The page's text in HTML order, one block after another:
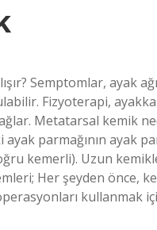
Semptomlar, ayak
Fizyoterapi,
Metatarsal kemik
parmağının ayak
kemerli). Uzun
Her şeyden önce,
kullanmak